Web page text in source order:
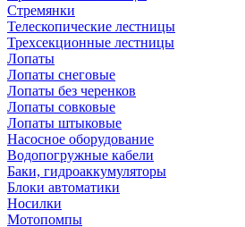
Стремянки
Телескопические лестницы
Трехсекционные лестницы
Лопаты
Лопаты снеговые
Лопаты без черенков
Лопаты совковые
Лопаты штыковые
Насосное оборудование
Водопогружные кабели
Баки, гидроаккумуляторы
Блоки автоматики
Носилки
Мотопомпы